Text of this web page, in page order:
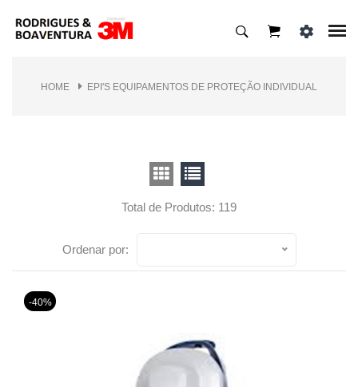
HOME EPI'S EQUIPAMENTOS DE PROTEÇÃO INDIVIDUAL
Total de Produtos: 119
Ordenar por:
-40%